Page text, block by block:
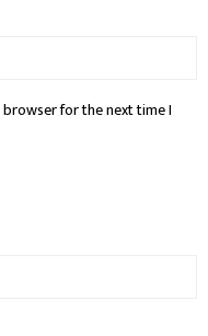
browser for the next time I